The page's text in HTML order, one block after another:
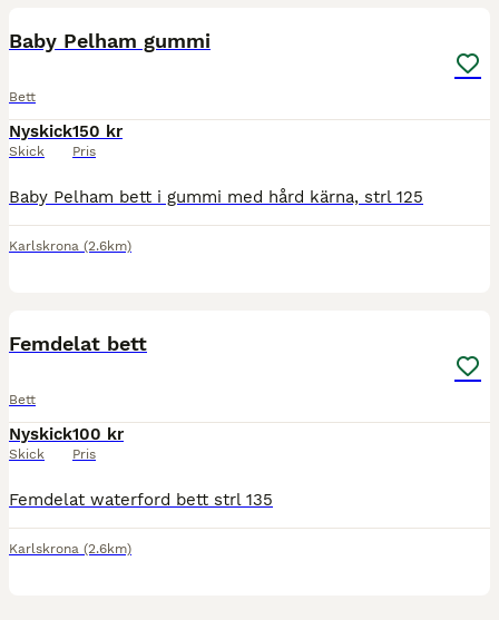
Baby Pelham gummi
Bett
Nyskick
Skick
150 kr
Pris
Baby Pelham bett i gummi med hård kärna, strl 125
Karlskrona (2.6km)
Femdelat bett
Bett
Nyskick
Skick
100 kr
Pris
Femdelat waterford bett strl 135
Karlskrona (2.6km)